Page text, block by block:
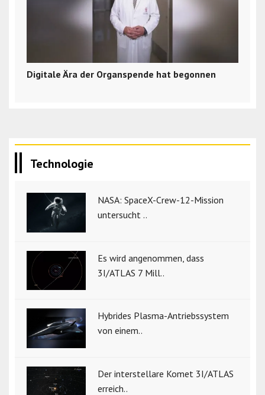
Digitale Ära der Organspende hat begonnen
Technologie
NASA: SpaceX-Crew-12-Mission
untersucht ..
Es wird angenommen, dass
3I/ATLAS 7 Mill..
Hybrides Plasma-Antriebssystem
von einem..
Der interstellare Komet 3I/ATLAS
erreich..